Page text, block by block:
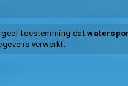
geef toestemming dat
verwerkt.